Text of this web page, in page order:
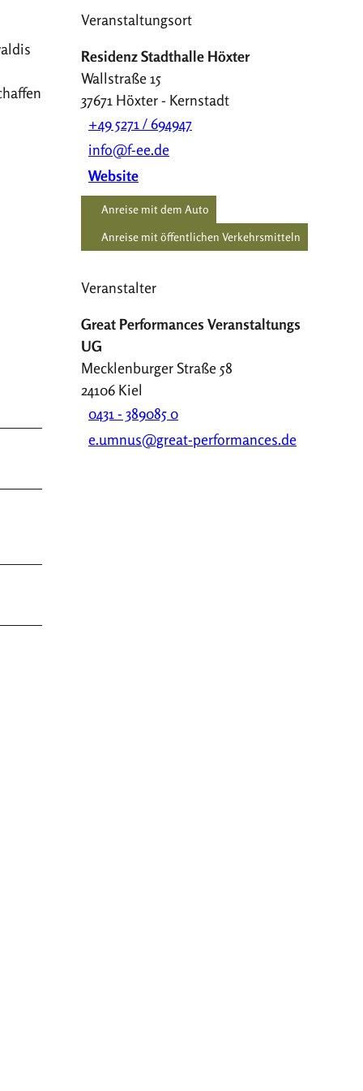
Veranstaltungsort
Residenz Stadthalle Höxter
Wallstraße 15
37671 Höxter- Kernstadt
+49 5271 / 694947
info@f-ee.de
Website
Anreise mit dem Auto
Anreise mit öffentlichen Verkehrsmitteln
Veranstalter
Great Performances Veranstaltungs
UG
Mecklenburger Straße 58
24106 Kiel
0431 - 389085 0
e.umnus@great-performances.de